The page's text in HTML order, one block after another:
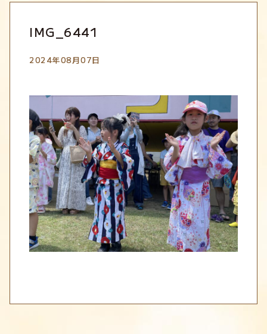
IMG_6441
2024年08月07日